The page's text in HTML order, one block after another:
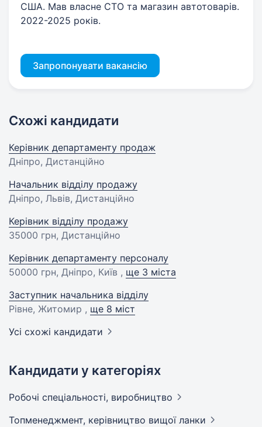
США. Мав власне СТО та магазин автотоварів.
2022-2025 років.
Запропонувати вакансію
Схожі кандидати
Керівник департаменту продаж
Дніпро, Дистанційно
Начальник відділу продажу
Дніпро, Львів, Дистанційно
Керівник відділу продажу
35000 грн, Дистанційно
Керівник департаменту персоналу
50000 грн, Дніпро, Київ , ще 3 міста
Заступник начальника відділу
Рівне, Житомир , ще 8 міст
Усі схожі кандидати
Кандидати у категоріях
Робочі спеціальності, виробництво
Топменеджмент, керівництво вищої ланки